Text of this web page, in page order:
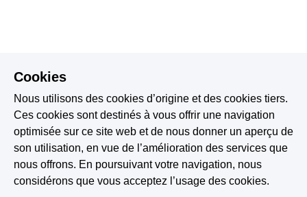
Cookies
Nous utilisons des cookies d’origine et des cookies tiers.
Ces cookies sont destinés à vous offrir une navigation
optimisée sur ce site web et de nous donner un aperçu de
son utilisation, en vue de l’amélioration des services que
nous offrons. En poursuivant votre navigation, nous
considérons que vous acceptez l’usage des cookies.